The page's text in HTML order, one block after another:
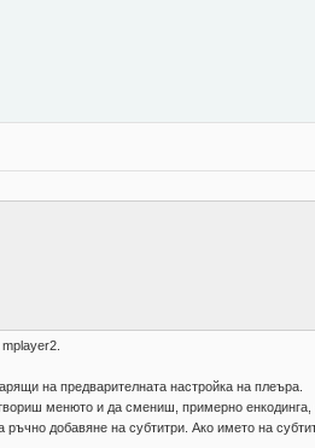
на предварителната настройка на плеъра.
менюто и да смениш, примерно енкодинга,
добавяне на субтитри. Ако името на